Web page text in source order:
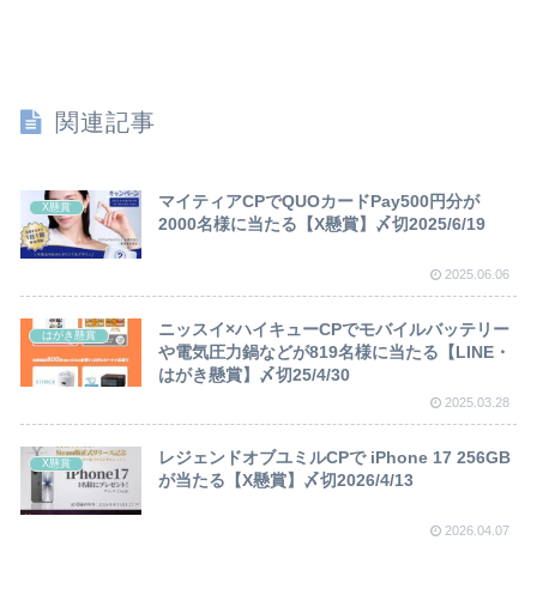
関連記事
X懸賞
マイティアCPでQUOカードPay500円分が
2000名様に当たる【X懸賞】〆切2025/6/19
2025.06.06
はがき懸賞
ニッスイ×ハイキューCPでモバイルバッテリー
や電気圧力鍋などが819名様に当たる【LINE・
はがき懸賞】〆切25/4/30
2025.03.28
X懸賞
レジェンドオブユミルCPで iPhone 17 256GB
が当たる【X懸賞】〆切2026/4/13
2026.04.07